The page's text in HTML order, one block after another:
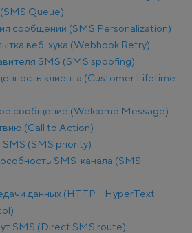
Queue)
сообщений (SMS Personalization)
веб-хука (Webhook Retry)
SMS (SMS spoofing)
клиента (Customer Lifetime
сообщение (Welcome Message)
(Call to Action)
(SMS priority)
SMS-канала (SMS
данных (HTTP – HyperText
SMS (Direct SMS route)